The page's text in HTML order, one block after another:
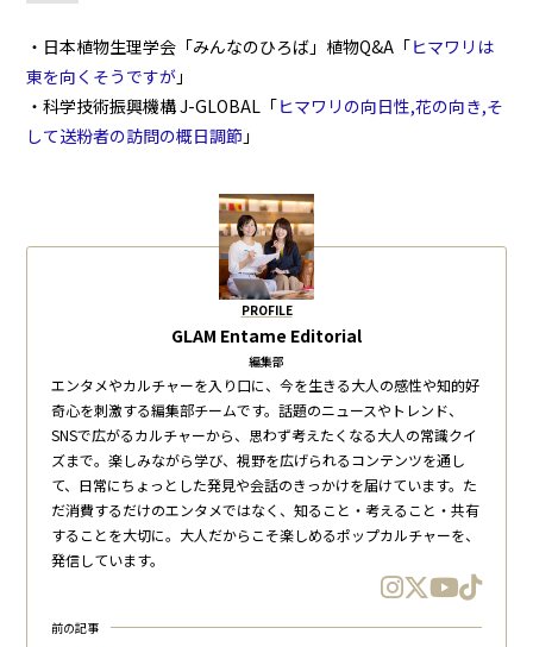
・日本植物生理学会「みんなのひろば」植物Q&A「ヒマワリは
東を向くそうですが 」
・科学技術振興機構 J-GLOBAL「ヒマワリの向日性,花の向き,そ
して送粉者の訪問の概日調節 」
PROFILE
GLAM Entame Editorial
編集部
エンタメやカルチャーを入り口に、今を生きる大人の感性や知的好
奇心を刺激する編集部チームです。話題のニュースやトレンド、
SNSで広がるカルチャーから、思わず考えたくなる大人の常識クイ
ズまで。楽しみながら学び、視野を広げられるコンテンツを通し
て、日常にちょっとした発見や会話のきっかけを届けています。た
だ消費するだけのエンタメではなく、知ること・考えること・共有
することを大切に。大人だからこそ楽しめるポップカルチャーを、
発信しています。
前の記事